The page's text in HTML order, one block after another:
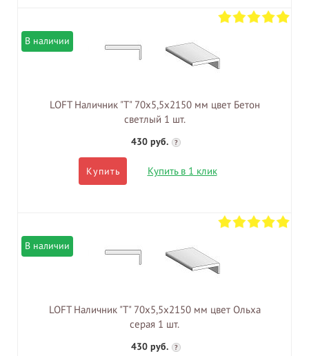
В наличии
LOFT Наличник "Т" 70х5,5х2150 мм цвет Бетон
светлый 1 шт.
430 руб. ?
Купить Купить в 1 клик
В наличии
LOFT Наличник "Т" 70х5,5х2150 мм цвет Ольха
серая 1 шт.
430 руб. ?